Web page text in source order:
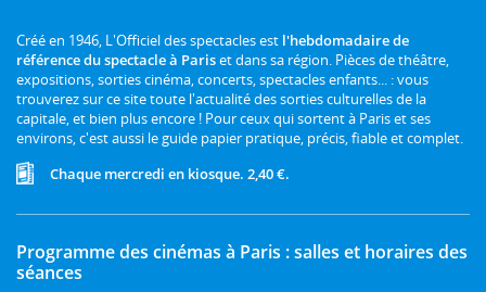
Créé en 1946, L'Officiel des spectacles est l'hebdomadaire de
référence du spectacle à Pariset dans sa région. Pièces de théâtre,
expositions, sorties cinéma, concerts, spectacles enfants... : vous
trouverez sur ce site toute l'actualité des sorties culturelles de la
capitale, et bien plus encore ! Pour ceux qui sortent à Paris et ses
environs, c'est aussi le guide papier pratique, précis, fiable et complet.
Chaque mercredi en kiosque. 2,40 €.
Programme des cinémas à Paris : salles et horaires des
séances